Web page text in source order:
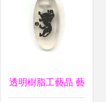
透明樹脂工藝品 藝